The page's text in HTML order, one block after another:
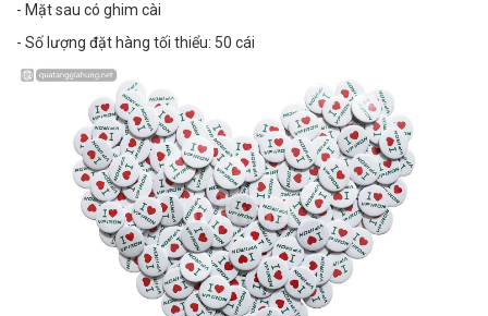
- Mặt sau có ghim cài
- Số lượng đặt hàng tối thiểu: 50 cái